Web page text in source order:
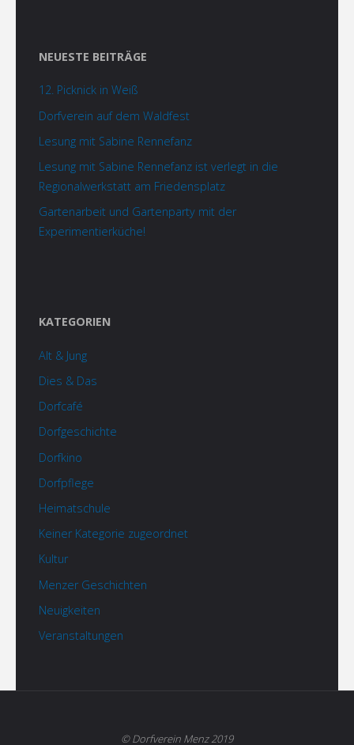
NEUESTE BEITRÄGE
12. Picknick in Weiß
Dorfverein auf dem Waldfest
Lesung mit Sabine Rennefanz
Lesung mit Sabine Rennefanz ist verlegt in die
Regionalwerkstatt am Friedensplatz
Gartenarbeit und Gartenparty mit der
Experimentierküche!
KATEGORIEN
Alt & Jung
Dies & Das
Dorfcafé
Dorfgeschichte
Dorfkino
Dorfpflege
Heimatschule
Keiner Kategorie zugeordnet
Kultur
Menzer Geschichten
Neuigkeiten
Veranstaltungen
© Dorfverein Menz 2019